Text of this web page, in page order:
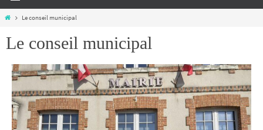
Le conseil municipal
Le conseil municipal